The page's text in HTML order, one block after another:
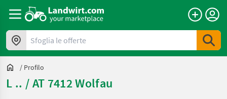
Sfoglia le offerte
/ Profilo
L .. / AT 7412 Wolfau